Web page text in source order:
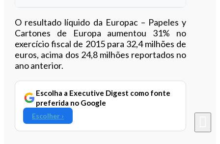
Ouvir este artigo
O resultado líquido da Europac – Papeles y
Cartones de Europa aumentou 31% no
exercício fiscal de 2015 para 32,4 milhões de
euros, acima dos 24,8 milhões reportados no
ano anterior.
Escolha a Executive Digest como fonte
preferida no Google
Escolher ›